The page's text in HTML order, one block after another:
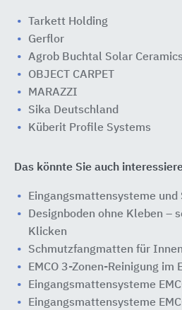
Tarkett Holding
Gerflor
Agrob Buchtal Solar Ceramics
OBJECT CARPET
MARAZZI
Sika Deutschland
Küberit Profile Systems
Das könnte Sie auch
Eingangsmattensysteme und
Designboden ohne Kleben –
Klicken
Schmutzfangmatten für
EMCO 3-Zonen-Reinigung im
Eingangsmattensysteme
Eingangsmattensysteme